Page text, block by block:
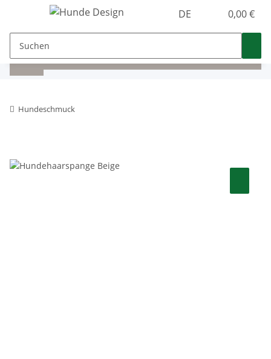
DE 0,00 €
Hundeschmuck